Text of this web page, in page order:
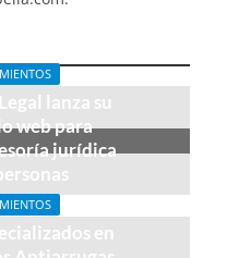
lanza su
web para
jurídica
atrás
en